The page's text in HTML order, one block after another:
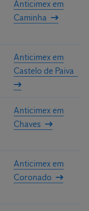
Anticimex em
Caminha
Anticimex em
Castelo de Paiva
Anticimex em
Chaves
Anticimex em
Coronado